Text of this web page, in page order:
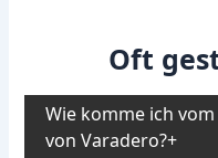
Oft
Wie komme ich
von Varadero?